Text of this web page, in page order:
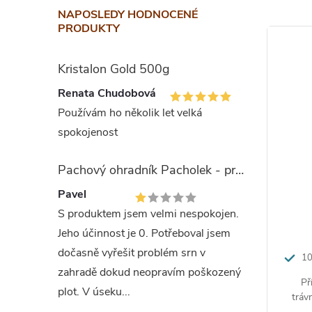
NAPOSLEDY HODNOCENÉ
PRODUKTY
Kristalon Gold 500g
Renata Chudobová
Používám ho několik let velká
spokojenost
Pachový ohradník Pacholek - proti vysoké zvěři
Pavel
S produktem jsem velmi nespokojen.
Jeho účinnost je 0. Potřeboval jsem
dočasně vyřešit problém srn v
zahradě dokud neopravím poškozený
plot. V úseku...
N 3,2%
Skalice zelená sáček 1kg
proti mechům v trávníku
Zelená skalice je ideální a účinný
přípravek v boji proti nežádoucím